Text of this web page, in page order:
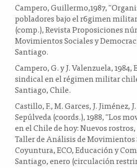
Campero, Guillermo,1987,
pobladores bajo el r6gimen
(comp.), Revista Proposiciones
Movimientos Sociales y
Santiago.
Campero, G. y J. Valenzuela,
sindical en el régimen militar
Santiago, Chile.
Castillo, F., M. Garces, J. Jiménez,
Sepúlveda (coords.), 1988, "Los
en el Chile de hoy: Nuevos
Taller de Análisis de Movimientos
Coyuntura, ECO, Educación y
Santiago, enero (circulación